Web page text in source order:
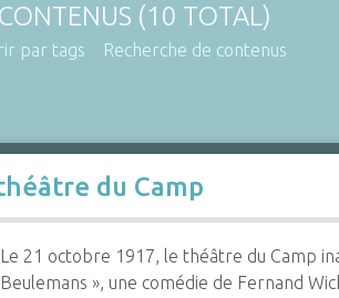
(10 TOTAL)
par tags Recherche de contenus
du Camp
Le 21 octobre 1917, le théâtre du Camp
Beulemans », une comédie de Fernand